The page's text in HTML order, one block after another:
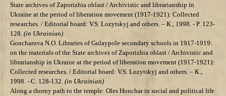
State archives of Zaporizhia oblast / Archivistic and librarianship in
Ukraine at the period of liberation movement (1917-1921): Collected
researches. / Editorial board: V.S. Lozytskyj and others. – К., 1998. - P. 123-
128. (in Ukrainian)
Goncharova N.О. Libraries of Gulaypole secondary schools in 1917-1919:
on the materials of the State archives of Zaporizhia oblast /Archivistic and
librarianship in Ukraine at the period of liberation movement (1917-1921):
Collected researches. / Editorial board: V.S. Lozytskyj and others. – К.,
1998. - С. 128-132. (in Ukrainian)
Along a thorny path to the temple: Oles Honchar in social and political life